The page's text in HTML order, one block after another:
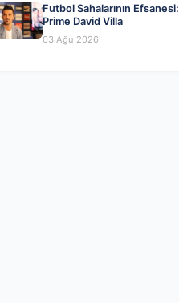
Futbol Sahalarının Efsanesi:
Prime David Villa
03 Ağu 2026